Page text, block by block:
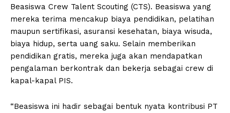
Beasiswa Crew Talent Scouting (CTS). Beasiswa yang
mereka terima mencakup biaya pendidikan, pelatihan
maupun sertifikasi, asuransi kesehatan, biaya wisuda,
biaya hidup, serta uang saku. Selain memberikan
pendidikan gratis, mereka juga akan mendapatkan
pengalaman berkontrak dan bekerja sebagai crew di
kapal-kapal PIS.
“Beasiswa ini hadir sebagai bentuk nyata kontribusi PT